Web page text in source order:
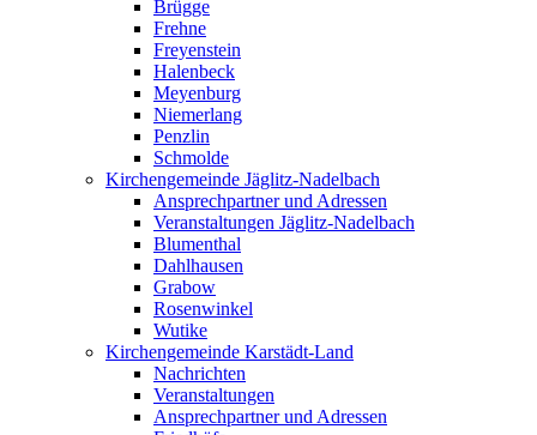
Brügge
Frehne
Freyenstein
Halenbeck
Meyenburg
Niemerlang
Penzlin
Schmolde
Kirchengemeinde Jäglitz-Nadelbach
Ansprechpartner und Adressen
Veranstaltungen Jäglitz-Nadelbach
Blumenthal
Dahlhausen
Grabow
Rosenwinkel
Wutike
Kirchengemeinde Karstädt-Land
Nachrichten
Veranstaltungen
Ansprechpartner und Adressen